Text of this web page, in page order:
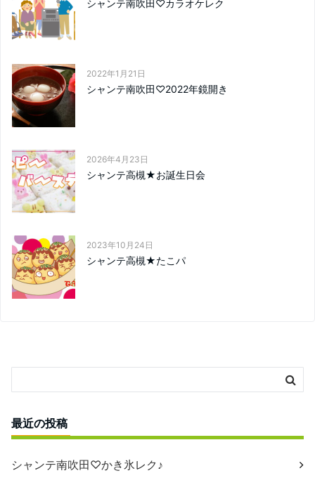
シャンテ南吹田♡カラオケレク
2022年1月21日
シャンテ南吹田♡2022年鏡開き
2026年4月23日
シャンテ高槻★お誕生日会
2023年10月24日
シャンテ高槻★たこパ
最近の投稿
シャンテ南吹田♡かき氷レク♪